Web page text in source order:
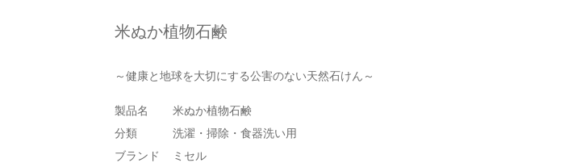
米ぬか植物石鹸
～健康と地球を大切にする公害のない天然石けん～
製品名
米ぬか植物石鹸
分類
洗濯・掃除・食器洗い用
ブランド
ミセル